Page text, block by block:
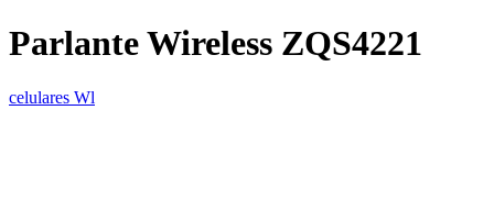
Parlante Wireless ZQS4221
celulares Wl